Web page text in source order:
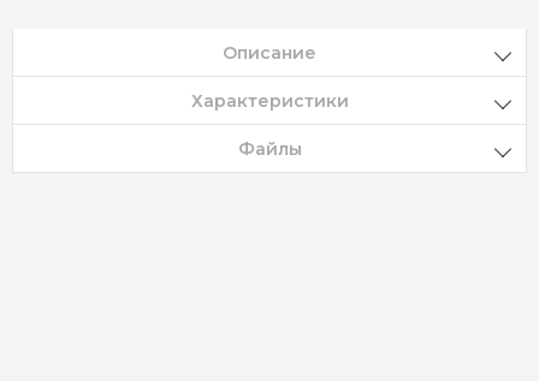
Описание
Характеристики
Файлы